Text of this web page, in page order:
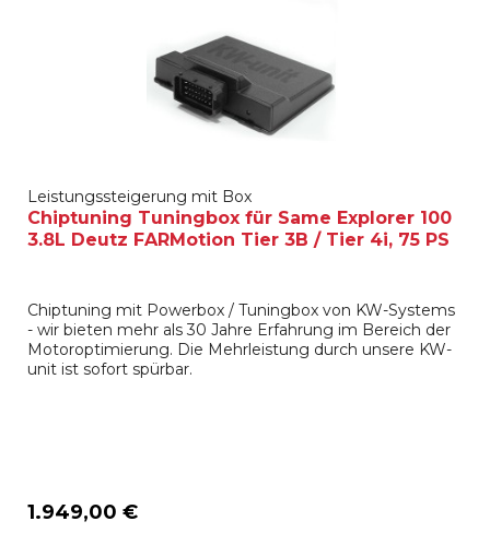
Leistungssteigerung mit Box
Chiptuning Tuningbox für Same Explorer 100
3.8L Deutz FARMotion Tier 3B / Tier 4i, 75 PS
Chiptuning mit Powerbox / Tuningbox von KW-Systems
- wir bieten mehr als 30 Jahre Erfahrung im Bereich der
Motoroptimierung. Die Mehrleistung durch unsere KW-
unit ist sofort spürbar.
1.949,00 €